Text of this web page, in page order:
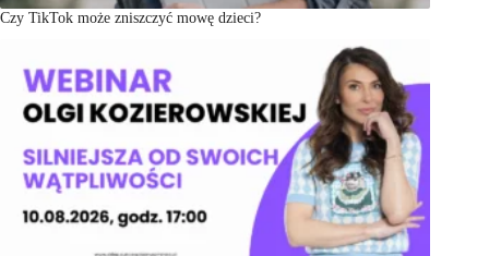
Czy TikTok może zniszczyć mowę dzieci?